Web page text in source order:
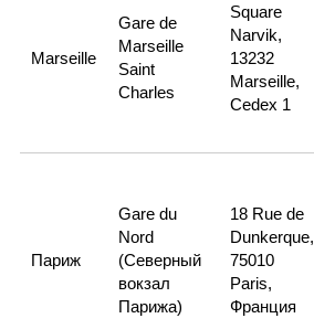
Marseille
Gare de
Marseille
Saint
Charles
Square
Narvik,
13232
Marseille,
Cedex 1
Париж
Gare du
Nord
(Северный
вокзал
Парижа)
18 Rue de
Dunkerque,
75010
Paris,
Франция